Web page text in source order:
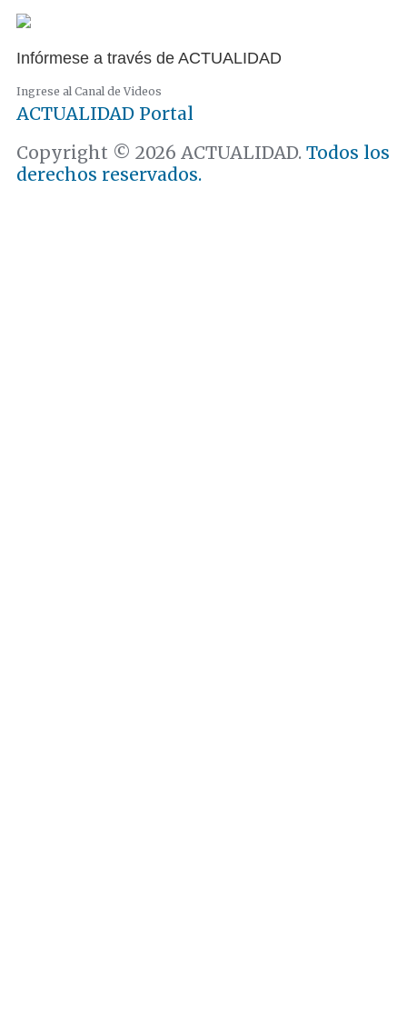
Infórmese a través de ACTUALIDAD
Ingrese al Canal de Videos
ACTUALIDAD Portal
Copyright © 2026 ACTUALIDAD. Todos los
derechos reservados.